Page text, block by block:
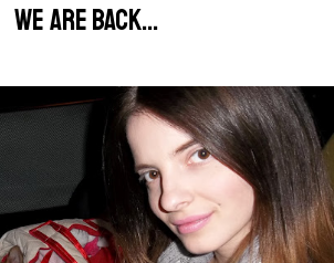
WE ARE BACK...